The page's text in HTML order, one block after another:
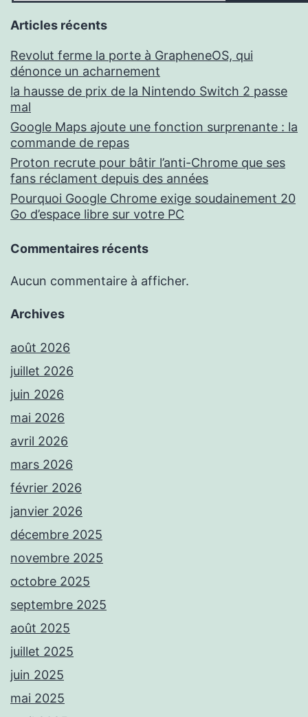
Articles récents
Revolut ferme la porte à GrapheneOS, qui
dénonce un acharnement
la hausse de prix de la Nintendo Switch 2 passe
mal
Google Maps ajoute une fonction surprenante : la
commande de repas
Proton recrute pour bâtir l’anti-Chrome que ses
fans réclament depuis des années
Pourquoi Google Chrome exige soudainement 20
Go d’espace libre sur votre PC
Commentaires récents
Aucun commentaire à afficher.
Archives
août 2026
juillet 2026
juin 2026
mai 2026
avril 2026
mars 2026
février 2026
janvier 2026
décembre 2025
novembre 2025
octobre 2025
septembre 2025
août 2025
juillet 2025
juin 2025
mai 2025